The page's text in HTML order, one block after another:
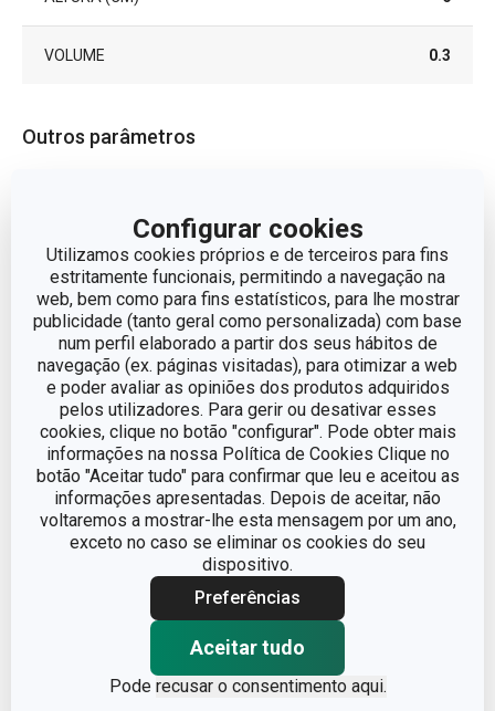
Configurar cookies
Utilizamos cookies próprios e de terceiros para fins
estritamente funcionais, permitindo a navegação na
web, bem como para fins estatísticos, para lhe mostrar
publicidade (tanto geral como personalizada) com base
num perfil elaborado a partir dos seus hábitos de
navegação (ex. páginas visitadas), para otimizar a web
e poder avaliar as opiniões dos produtos adquiridos
pelos utilizadores. Para gerir ou desativar esses
cookies, clique no botão "configurar". Pode obter mais
informações na nossa Política de Cookies Clique no
botão "Aceitar tudo" para confirmar que leu e aceitou as
informações apresentadas. Depois de aceitar, não
voltaremos a mostrar-lhe esta mensagem por um ano,
exceto no caso se eliminar os cookies do seu
dispositivo.
Preferências
Aceitar tudo
Pode recusar o consentimento aqui.
VOLUME 0.3
Outros parâmetros
ADEQUADO PARA
MICROONDAS
Sim
CATEGORIA
Canecas e
chávenas
LINHA DE PRODUTO CREMA
MATERIAL porcelana
TIPO chávena
MÁQUINA DE LAVAR LOUÇA
8595028433456